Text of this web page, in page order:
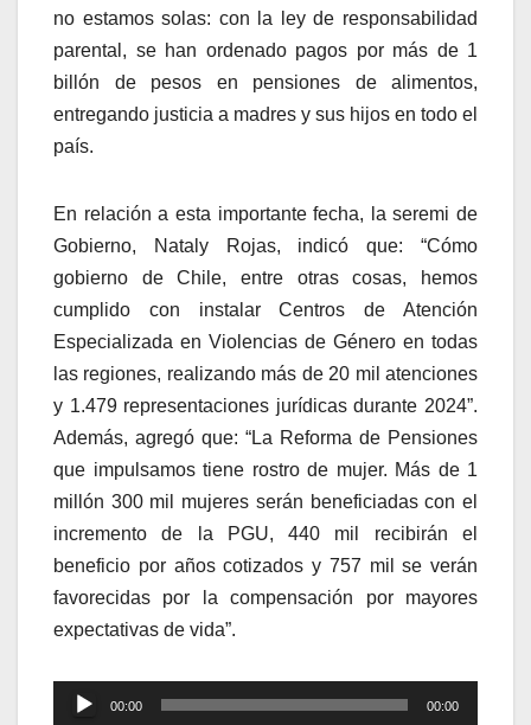
no estamos solas: con la ley de responsabilidad
parental, se han ordenado pagos por más de 1
billón de pesos en pensiones de alimentos,
entregando justicia a madres y sus hijos en todo el
país.
En relación a esta importante fecha, la seremi de
Gobierno, Nataly Rojas, indicó que: “Cómo
gobierno de Chile, entre otras cosas, hemos
cumplido con instalar Centros de Atención
Especializada en Violencias de Género en todas
las regiones, realizando más de 20 mil atenciones
y 1.479 representaciones jurídicas durante 2024”.
Además, agregó que: “La Reforma de Pensiones
que impulsamos tiene rostro de mujer. Más de 1
millón 300 mil mujeres serán beneficiadas con el
incremento de la PGU, 440 mil recibirán el
beneficio por años cotizados y 757 mil se verán
favorecidas por la compensación por mayores
expectativas de vida”.
Reproductor
00:00 00:00